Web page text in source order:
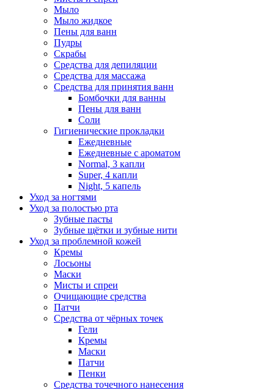
Мыло
Мыло жидкое
Пены для ванн
Пудры
Скрабы
Средства для депиляции
Средства для массажа
Средства для принятия ванн
Бомбочки для ванны
Пены для ванн
Соли
Гигиенические прокладки
Ежедневные
Ежедневные с ароматом
Normal, 3 капли
Super, 4 капли
Night, 5 капель
Уход за ногтями
Уход за полостью рта
Зубные пасты
Зубные щётки и зубные нити
Уход за проблемной кожей
Кремы
Лосьоны
Маски
Мисты и спреи
Очищающие средства
Патчи
Средства от чёрных точек
Гели
Кремы
Маски
Патчи
Пенки
Средства точечного нанесения